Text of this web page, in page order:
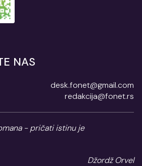
NAS
desk.fonet@gmail.com
redakcija@fonet.rs
- pričati istinu je
Džordž Orvel